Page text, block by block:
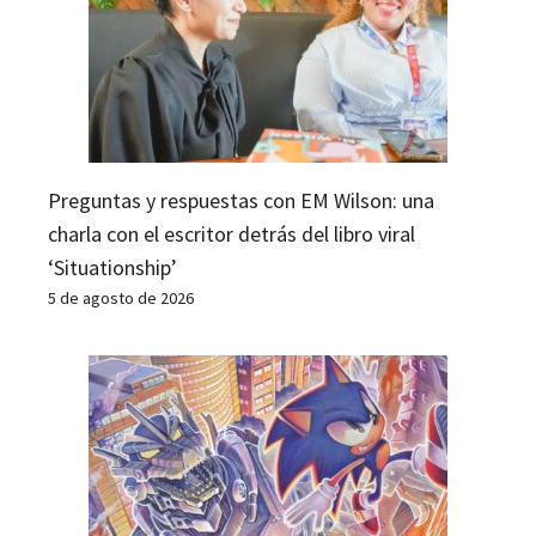
Preguntas y respuestas con EM Wilson: una
charla con el escritor detrás del libro viral
‘Situationship’
5 de agosto de 2026